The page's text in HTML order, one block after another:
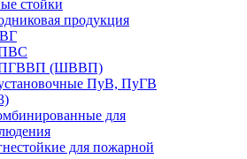
стойки
продукция
ПГВВП (ШВВП)
ПуВ, ПуГВ
для
для пожарной